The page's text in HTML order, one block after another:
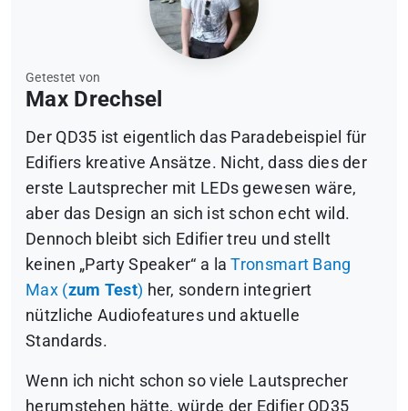
Getestet von
Max Drechsel
Der QD35 ist eigentlich das Paradebeispiel für
Edifiers kreative Ansätze. Nicht, dass dies der
erste Lautsprecher mit LEDs gewesen wäre,
aber das Design an sich ist schon echt wild.
Dennoch bleibt sich Edifier treu und stellt
keinen „Party Speaker“ a laTronsmart Bang
Max (zum Test) her, sondern integriert
nützliche Audiofeatures und aktuelle
Standards.
Wenn ich nicht schon so viele Lautsprecher
herumstehen hätte, würde der Edifier QD35